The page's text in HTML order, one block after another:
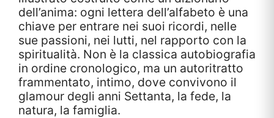
dell’anima: ogni lettera dell’alfabeto è una
chiave per entrare nei suoi ricordi, nelle
sue passioni, nei lutti, nel rapporto con la
spiritualità. Non è la classica autobiografia
in ordine cronologico, ma un autoritratto
frammentato, intimo, dove convivono il
glamour degli anni Settanta, la fede, la
natura, la famiglia.